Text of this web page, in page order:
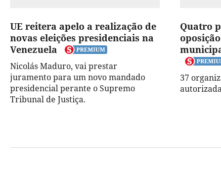
UE reitera apelo a realização de
novas eleições presidenciais na
Venezuela
Nicolás Maduro, vai prestar
juramento para um novo mandado
presidencial perante o Supremo
Tribunal de Justiça.
Quatro
37